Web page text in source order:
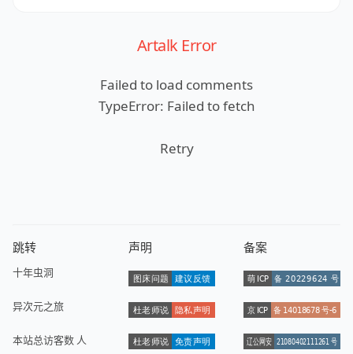
Artalk Error
Failed to load comments
TypeError: Failed to fetch
Retry
跳转
十年虫洞
异次元之旅
本站总访客数 人
声明 备案